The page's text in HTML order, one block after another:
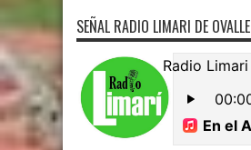
SEÑAL RADIO LIMARI DE OVALLE